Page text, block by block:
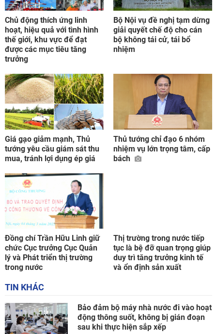
Chủ động thích ứng linh
hoạt, hiệu quả với tình hình
thế giới, khu vực để đạt
được các mục tiêu tăng
trưởng
Bộ Nội vụ đề nghị tạm dừng
giải quyết chế độ cho cán
bộ không tái cử, tái bổ
nhiệm
Giá gạo giảm mạnh, Thủ
tướng yêu cầu giám sát thu
mua, tránh lợi dụng ép giá
Thủ tướng chỉ đạo 6 nhóm
nhiệm vụ lớn trọng tâm, cấp
bách
Đồng chí Trần Hữu Linh giữ
chức Cục trưởng Cục Quản
lý và Phát triển thị trường
trong nước
Thị trường trong nước tiếp
tục là bệ đỡ quan trọng giúp
duy trì tăng trưởng kinh tế
và ổn định sản xuất
TIN KHÁC
Bảo đảm bộ máy nhà nước đi vào hoạt
động thông suốt, không bị gián đoạn
sau khi thực hiện sắp xếp